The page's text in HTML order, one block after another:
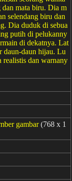
mata biru. Dia m
selendang biru dan
Dia duduk di sebua
putih di pelukanny
di dekatnya. Lat
daun-daun hijau. Lu
realistis dan warnany
gambar (768 x 1